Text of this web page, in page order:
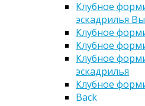
Клубное
эскадрилья
Клубное
Клубное
Клубное
эскадрилья
Клубное
Back